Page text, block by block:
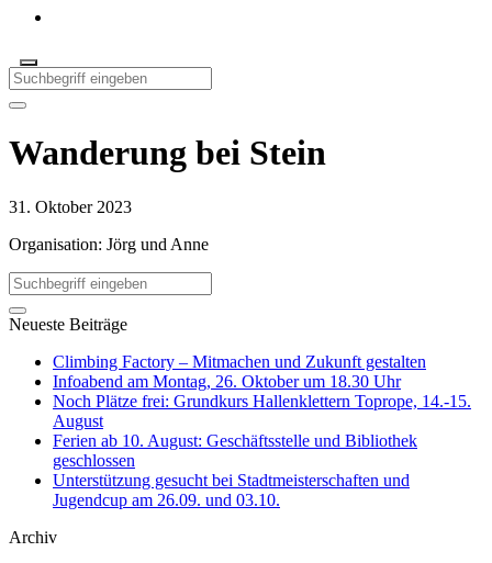
Wanderung bei Stein
31. Oktober 2023
Organisation: Jörg und Anne
Neueste Beiträge
Climbing Factory – Mitmachen und Zukunft gestalten
Infoabend am Montag, 26. Oktober um 18.30 Uhr
Noch Plätze frei: Grundkurs Hallenklettern Toprope, 14.-15.
August
Ferien ab 10. August: Geschäftsstelle und Bibliothek
geschlossen
Unterstützung gesucht bei Stadtmeisterschaften und
Jugendcup am 26.09. und 03.10.
Archiv